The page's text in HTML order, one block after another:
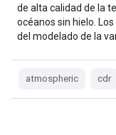
de alta calidad de la
océanos sin hielo.
del modelado de la
atmospheric cdr